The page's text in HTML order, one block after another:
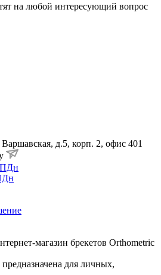
на любой интересующий вопрос
д.5, корп. 2, офис 401
ПДн
магазин брекетов Orthometric
для личных,